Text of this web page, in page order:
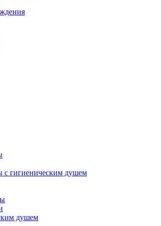
с гигиеническим душем
душем